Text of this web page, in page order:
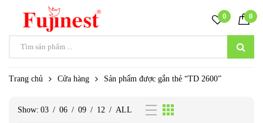
0 0
Trang chủ Cửa hàng Sản phẩm được gắn thẻ “TD 2600”
Show: 03 / 06 / 09 / 12 / ALL